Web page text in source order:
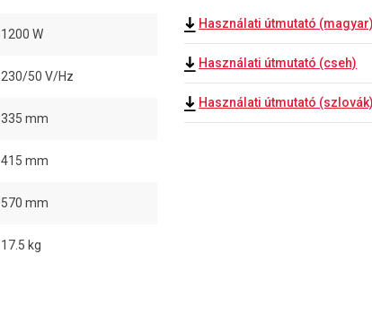
1200 W
230/50 V/Hz
335 mm
415 mm
570 mm
17.5 kg
Használati útmutató (magyar)
Használati útmutató (cseh)
Használati útmutató (szlovák)